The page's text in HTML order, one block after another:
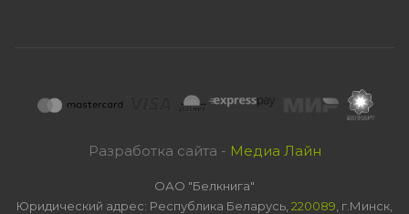
Разработка сайта - Медиа Лайн
ОАО "Белкнига"
Юридический адрес: Республика Беларусь, 220089 , г.Минск,